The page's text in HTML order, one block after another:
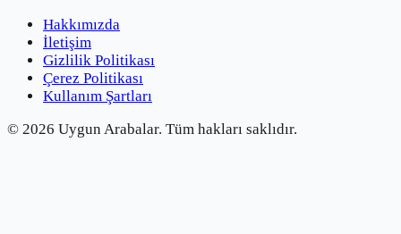
Hakkımızda
İletişim
Gizlilik Politikası
Çerez Politikası
Kullanım Şartları
© 2026 Uygun Arabalar. Tüm hakları saklıdır.